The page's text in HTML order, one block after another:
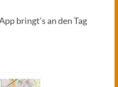
bringt’s an den Tag